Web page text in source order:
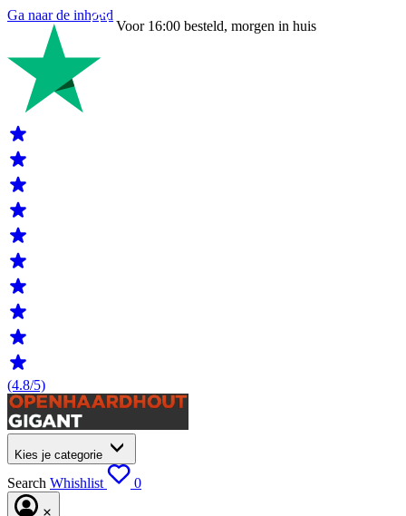
Ga naar de inhoud
Voor 16:00 besteld, morgen in huis
(4.8/5)
Kies je categorie
Search Whishlist 0